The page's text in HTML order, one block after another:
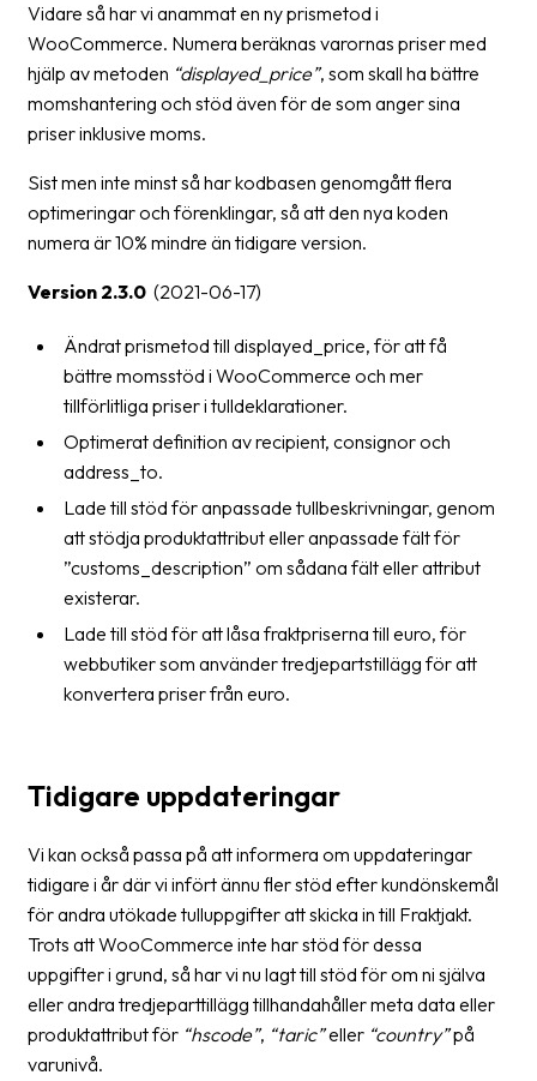
News
archive
Contact
us
Terms
and
Privacy
Prohibited
and
dangerous
content
Vidare så har vi anammat en ny prismetod i
WooCommerce. Numera beräknas varornas priser med
hjälp av metoden “displayed_price”, som skall ha bättre
momshantering och stöd även för de som anger sina
priser inklusive moms.
Sist men inte minst så har kodbasen genomgått flera
optimeringar och förenklingar, så att den nya koden
numera är 10% mindre än tidigare version.
Version 2.3.0 (2021-06-17)
Ändrat prismetod till displayed_price, för att få
bättre momsstöd i WooCommerce och mer
tillförlitliga priser i tulldeklarationer.
Optimerat definition av recipient, consignor och
address_to.
Lade till stöd för anpassade tullbeskrivningar, genom
att stödja produktattribut eller anpassade fält för
”customs_description” om sådana fält eller attribut
existerar.
Lade till stöd för att låsa fraktpriserna till euro, för
webbutiker som använder tredjepartstillägg för att
konvertera priser från euro.
Tidigare uppdateringar
Vi kan också passa på att informera om uppdateringar
tidigare i år där vi infört ännu fler stöd efter kundönskemål
för andra utökade tulluppgifter att skicka in till Fraktjakt.
Trots att WooCommerce inte har stöd för dessa
uppgifter i grund, så har vi nu lagt till stöd för om ni själva
eller andra tredjeparttillägg tillhandahåller meta data eller
produktattribut för “hscode”, “taric”eller “country”på
varunivå.